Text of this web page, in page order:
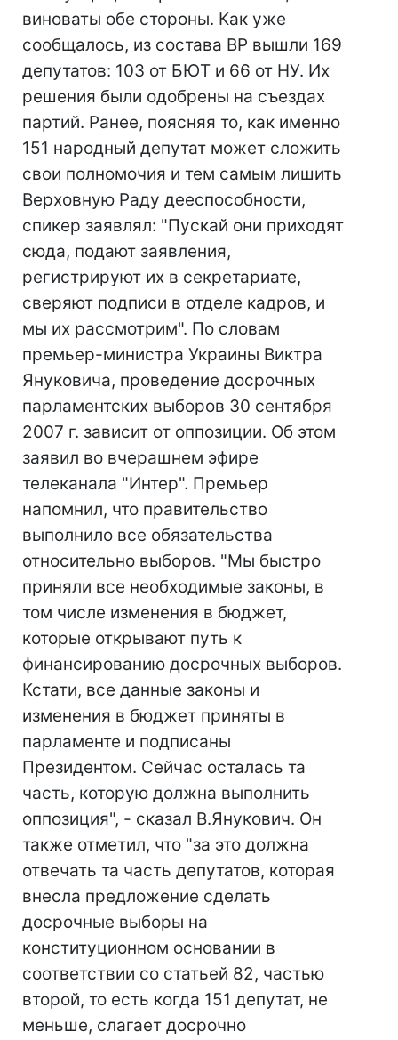
виноваты обе стороны. Как уже
сообщалось, из состава ВР вышли 169
депутатов: 103 от БЮТ и 66 от НУ. Их
решения были одобрены на съездах
партий. Ранее, поясняя то, как именно
151 народный депутат может сложить
свои полномочия и тем самым лишить
Верховную Раду дееспособности,
спикер заявлял: "Пускай они приходят
сюда, подают заявления,
регистрируют их в секретариате,
сверяют подписи в отделе кадров, и
мы их рассмотрим". По словам
премьер-министра Украины Виктра
Януковича, проведение досрочных
парламентских выборов 30 сентября
2007 г. зависит от оппозиции. Об этом
заявил во вчерашнем эфире
телеканала "Интер". Премьер
напомнил, что правительство
выполнило все обязательства
относительно выборов. "Мы быстро
приняли все необходимые законы, в
том числе изменения в бюджет,
которые открывают путь к
финансированию досрочных выборов.
Кстати, все данные законы и
изменения в бюджет приняты в
парламенте и подписаны
Президентом. Сейчас осталась та
часть, которую должна выполнить
оппозиция", - сказал В.Янукович. Он
также отметил, что "за это должна
отвечать та часть депутатов, которая
внесла предложение сделать
досрочные выборы на
конституционном основании в
соответствии со статьей 82, частью
второй, то есть когда 151 депутат, не
меньше, слагает досрочно